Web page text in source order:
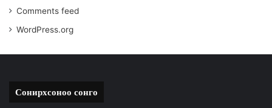
Comments feed
WordPress.org
Сонирхсоноо сонго